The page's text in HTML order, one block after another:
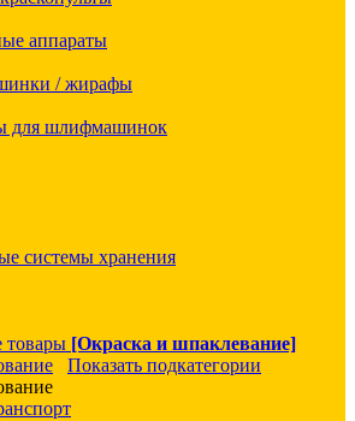
аппараты
/ жирафы
для шлифмашинок
системы хранения
товары [Окраска и шпаклевание]
Показать подкатегории